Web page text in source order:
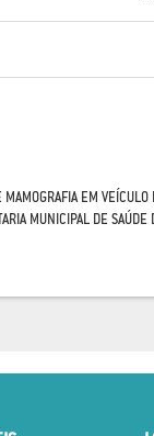
EM VEÍCULO
MUNICIPAL DE